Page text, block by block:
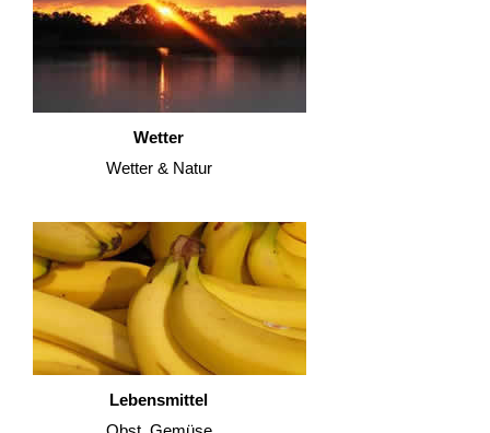
Wetter
Wetter & Natur
Lebensmittel